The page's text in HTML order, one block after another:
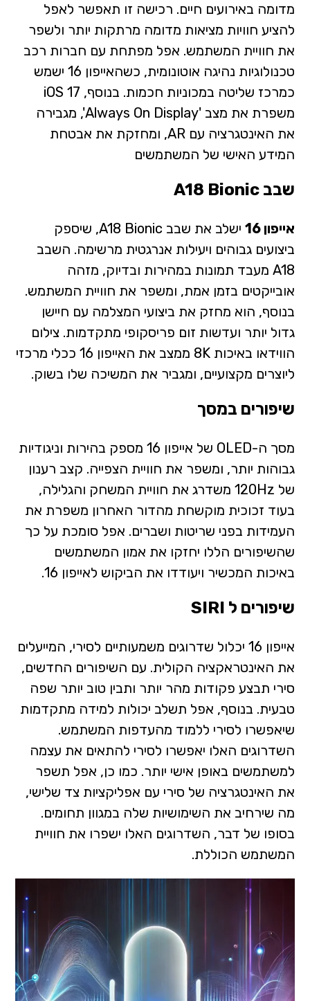
מדומה באירועים חיים. רכישה זו תאפשר לאפל
להציע חוויות מציאות מדומה מרתקות יותר ולשפר
את חוויית המשתמש. אפל מפתחת עם חברות רכב
טכנולוגיות נהיגה אוטונומית, כשהאייפון 16 ישמש
כמרכז שליטה במכוניות חכמות. בנוסף, iOS 17
משפרת את מצב 'Always On Display', מגבירה
את האינטגרציה עם AR, ומחזקת את אבטחת
המידע האישי של המשתמשים
שבב A18 Bionic
אייפון 16
ישלב את שבב A18 Bionic, שיספק
ביצועים גבוהים ויעילות אנרגטית מרשימה. השבב
A18 מעבד תמונות במהירות ובדיוק, מזהה
אובייקטים בזמן אמת, ומשפר את חוויית המשתמש.
בנוסף, הוא מחזק את ביצועי המצלמה עם חיישן
גדול יותר ועדשות זום פריסקופי מתקדמות. צילום
הווידאו באיכות 8K ממצב את האייפון 16 ככלי מרכזי
ליוצרים מקצועיים, ומגביר את המשיכה שלו בשוק.
שיפורים במסך
מסך ה-OLED של אייפון 16 מספק בהירות וניגודיות
גבוהות יותר, ומשפר את חוויית הצפייה. קצב רענון
של 120Hz משדרג את חוויית המשחק והגלילה,
בעוד זכוכית מוקשחת מהדור האחרון משפרת את
העמידות בפני שריטות ושברים. אפל סומכת על כך
שהשיפורים הללו יחזקו את אמון המשתמשים
באיכות המכשיר ויעודדו את הביקוש לאייפון 16.
שיפורים ל SIRI
אייפון 16 יכלול שדרוגים משמעותיים לסירי, המייעלים
את האינטראקציה הקולית. עם השיפורים החדשים,
סירי תבצע פקודות מהר יותר ותבין טוב יותר שפה
טבעית. בנוסף, אפל תשלב יכולות למידה מתקדמות
שיאפשרו לסירי ללמוד מהעדפות המשתמש.
השדרוגים האלו יאפשרו לסירי להתאים את עצמה
למשתמשים באופן אישי יותר. כמו כן, אפל תשפר
את האינטגרציה של סירי עם אפליקציות צד שלישי,
מה שירחיב את השימושיות שלה במגוון תחומים.
בסופו של דבר, השדרוגים האלו ישפרו את חוויית
המשתמש הכוללת.